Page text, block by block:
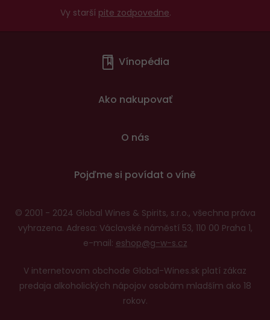
Vy starší pite zodpovedne.
Vínopédia
Ako nakupovať
O nás
Pojďme si povídat o víně
© 2001 - 2024 Global Wines & Spirits, s.r.o., všechna práva
vyhrazena. Adresa: Václavské náměstí 53, 110 00 Praha 1,
e-mail: eshop@g-w-s.cz
V internetovom obchode Global-Wines.sk platí zákaz
predaja alkoholických nápojov osobám mladším ako 18
rokov.